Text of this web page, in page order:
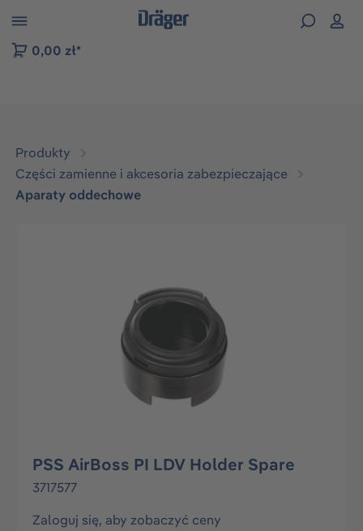
do nawigacji na platformie B2B
0,00 zł*
Produkty
Części zamienne i akcesoria zabezpieczające
Aparaty oddechowe
PSS AirBoss PI LDV Holder Spare
3717577
Zaloguj się, aby zobaczyć ceny